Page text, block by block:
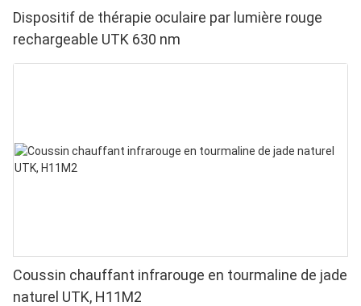
Dispositif de thérapie oculaire par lumière rouge
rechargeable UTK 630 nm
Coussin chauffant infrarouge en tourmaline de jade
naturel UTK, H11M2